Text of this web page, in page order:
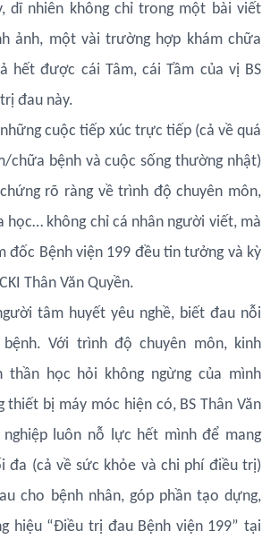
dĩ nhiên không chỉ trong một bài viết
ảnh, một vài trường hợp khám chữa
hết được cái Tâm, cái Tầm của vị BS
đau này.
cuộc tiếp xúc trực tiếp (cả về quá
chữa bệnh và cuộc sống thường nhật)
rõ ràng về trình độ chuyên môn,
học… không chỉ cá nhân người viết, mà
đốc Bệnh viện 199 đều tin tưởng và kỳ
Thân Văn Quyền.
tâm huyết yêu nghề, biết đau nỗi
Với trình độ chuyên môn, kinh
thần học hỏi không ngừng của mình
thiết bị máy móc hiện có, BS Thân Văn
nghiệp luôn nỗ lực hết mình để mang
đa (cả về sức khỏe và chi phí điều trị)
cho bệnh nhân, góp phần tạo dựng,
hiệu “Điều trị đau Bệnh viện 199” tại